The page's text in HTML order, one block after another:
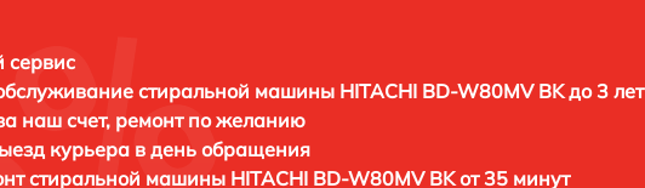
стиральной машины HITACHI BD-W80MV BK до 3 лет
наш счет, ремонт по желанию
курьера в день обращения
стиральной машины HITACHI BD-W80MV BK от 35 минут